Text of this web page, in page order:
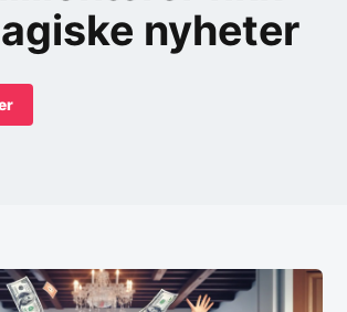
nyheter